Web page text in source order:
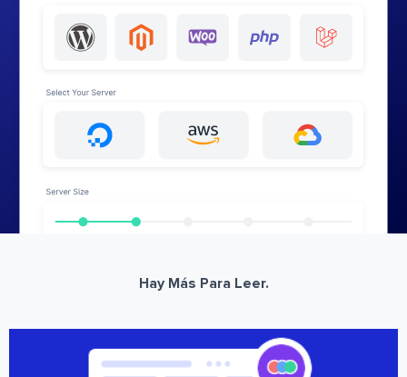
Hay Más Para Leer.